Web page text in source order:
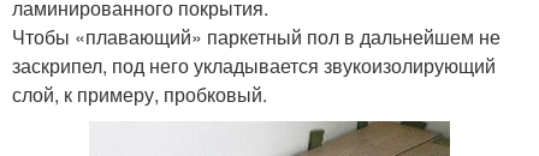
ламинированного покрытия.
Чтобы «плавающий» паркетный пол в дальнейшем не
заскрипел, под него укладывается звукоизолирующий
слой, к примеру, пробковый.